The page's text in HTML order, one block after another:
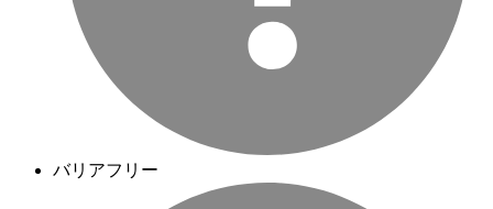
バリアフリー